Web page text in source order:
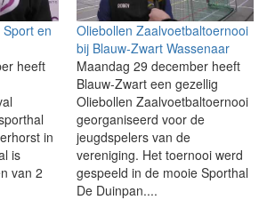
en
heeft
in
is
van 2
Oliebollen Zaalvoetbaltoernooi
bij Blauw-Zwart Wassenaar
Maandag 29 december heeft
Blauw-Zwart een gezellig
Oliebollen Zaalvoetbaltoernooi
georganiseerd voor de
jeugdspelers van de
vereniging. Het toernooi werd
gespeeld in de mooie Sporthal
De Duinpan....